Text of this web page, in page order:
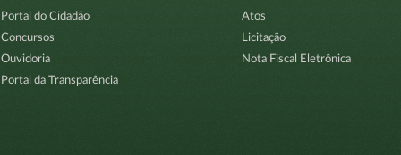
Portal do Cidadão
Concursos
Ouvidoria
Portal da Transparência
Atos
Licitação
Nota Fiscal Eletrônica